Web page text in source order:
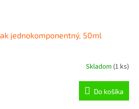
jednokomponentný, 50ml
Skladom (1 ks)
Do košíka